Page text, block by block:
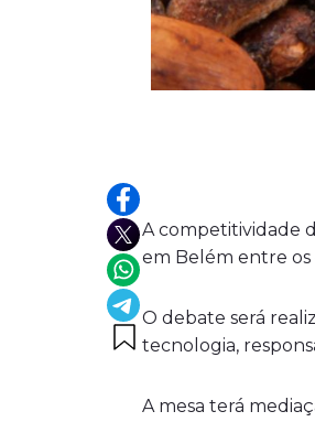
A competitividade
em Belém entre os
O debate será
tecnologia,
A mesa terá